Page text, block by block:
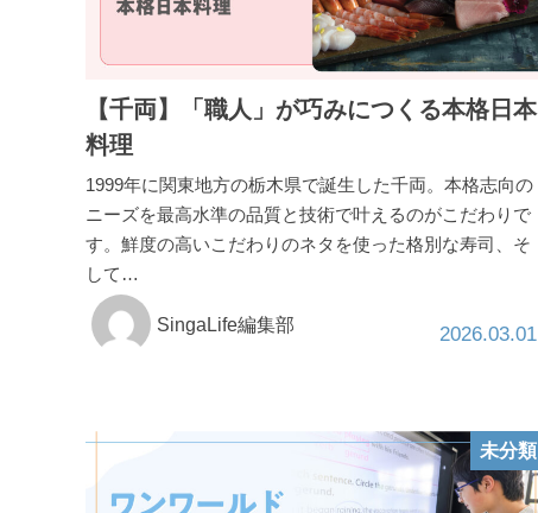
【千両】「職人」が巧みにつくる本格日本
料理
1999年に関東地方の栃木県で誕生した千両。本格志向の
ニーズを最高水準の品質と技術で叶えるのがこだわりで
す。鮮度の高いこだわりのネタを使った格別な寿司、そ
して…
SingaLife編集部 2026.03.01
未分類